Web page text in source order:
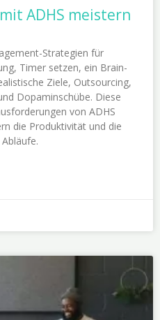
ADHS meistern
Strategien für
Timer setzen, ein Brain-
Ziele, Outsourcing,
Dopaminschübe. Diese
von ADHS
die Produktivität und die